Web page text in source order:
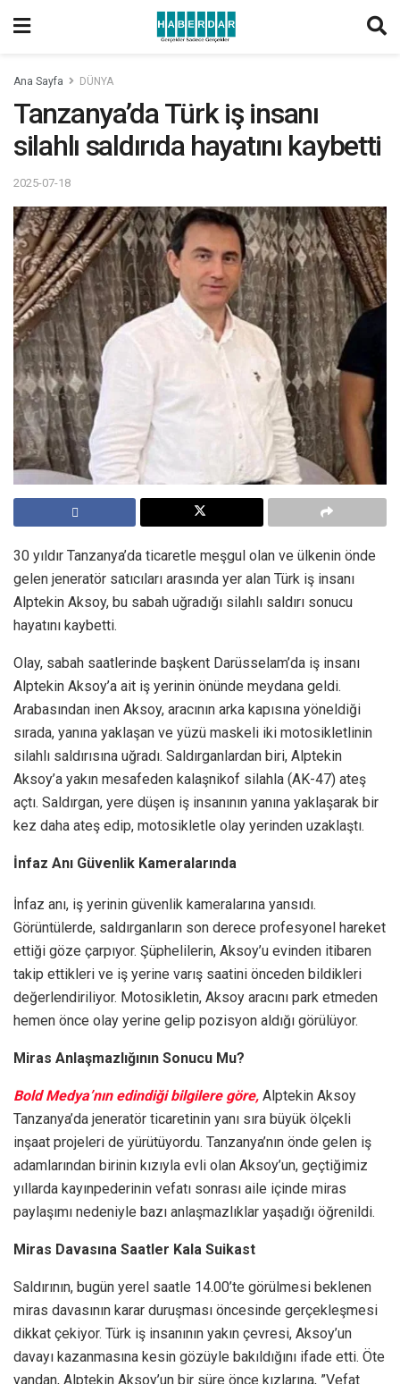
Ana Sayfa DÜNYA
Tanzanya’da Türk iş insanı
silahlı saldırıda hayatını kaybetti
2025-07-18
30 yıldır Tanzanya’da ticaretle meşgul olan ve ülkenin önde
gelen jeneratör satıcıları arasında yer alan Türk iş insanı
Alptekin Aksoy, bu sabah uğradığı silahlı saldırı sonucu
hayatını kaybetti.
Olay, sabah saatlerinde başkent Darüsselam’da iş insanı
Alptekin Aksoy’a ait iş yerinin önünde meydana geldi.
Arabasından inen Aksoy, aracının arka kapısına yöneldiği
sırada, yanına yaklaşan ve yüzü maskeli iki motosikletlinin
silahlı saldırısına uğradı. Saldırganlardan biri, Alptekin
Aksoy’a yakın mesafeden kalaşnikof silahla (AK-47) ateş
açtı. Saldırgan, yere düşen iş insanının yanına yaklaşarak bir
kez daha ateş edip, motosikletle olay yerinden uzaklaştı.
İnfaz Anı Güvenlik Kameralarında
İnfaz anı, iş yerinin güvenlik kameralarına yansıdı.
Görüntülerde, saldırganların son derece profesyonel hareket
ettiği göze çarpıyor. Şüphelilerin, Aksoy’u evinden itibaren
takip ettikleri ve iş yerine varış saatini önceden bildikleri
değerlendiriliyor. Motosikletin, Aksoy aracını park etmeden
hemen önce olay yerine gelip pozisyon aldığı görülüyor.
Miras Anlaşmazlığının Sonucu Mu?
Bold Medya’nın edindiği bilgilere göre, Alptekin Aksoy
Tanzanya’da jeneratör ticaretinin yanı sıra büyük ölçekli
inşaat projeleri de yürütüyordu. Tanzanya’nın önde gelen iş
adamlarından birinin kızıyla evli olan Aksoy’un, geçtiğimiz
yıllarda kayınpederinin vefatı sonrası aile içinde miras
paylaşımı nedeniyle bazı anlaşmazlıklar yaşadığı öğrenildi.
Miras Davasına Saatler Kala Suikast
Saldırının, bugün yerel saatle 14.00’te görülmesi beklenen
miras davasının karar duruşması öncesinde gerçekleşmesi
dikkat çekiyor. Türk iş insanının yakın çevresi, Aksoy’un
davayı kazanmasına kesin gözüyle bakıldığını ifade etti. Öte
yandan, Alptekin Aksoy’un bir süre önce kızlarına, ”Vefat